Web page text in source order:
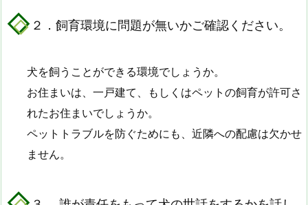
２．飼育環境に問題が無いかご確認ください。
犬を飼うことができる環境でしょうか。
お住まいは、一戸建て、もしくはペットの飼育が許可さ
れたお住まいでしょうか。
ペットトラブルを防ぐためにも、近隣への配慮は欠かせ
ません。